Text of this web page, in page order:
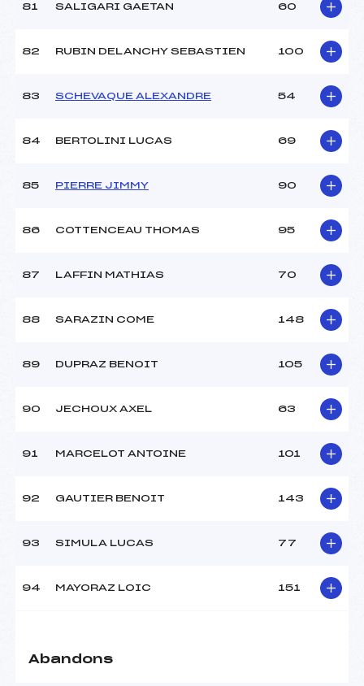
81 SALIGARI GAETAN 60
82 RUBIN DELANCHY SEBASTIEN 100
83 SCHEVAQUE ALEXANDRE 54
84 BERTOLINI LUCAS 69
85 PIERRE JIMMY 90
86 COTTENCEAU THOMAS 95
87 LAFFIN MATHIAS 70
88 SARAZIN COME 148
89 DUPRAZ BENOIT 105
90 JECHOUX AXEL 63
91 MARCELOT ANTOINE 101
92 GAUTIER BENOIT 143
93 SIMULA LUCAS 77
94 MAYORAZ LOIC 151
Abandons